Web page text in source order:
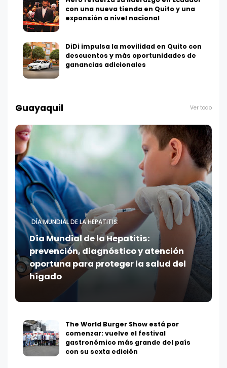
con una nueva tienda en Quito y una
expansión a nivel nacional
DiDi impulsa la movilidad en Quito con
descuentos y más oportunidades de
ganancias adicionales
Guayaquil Ver todo
DÍA MUNDIAL DE LA HEPATITIS:
Día Mundial de la Hepatitis:
prevención, diagnóstico y atención
oportuna para proteger la salud del
hígado
The World Burger Show está por
comenzar: vuelve el festival
gastronómico más grande del país
con su sexta edición